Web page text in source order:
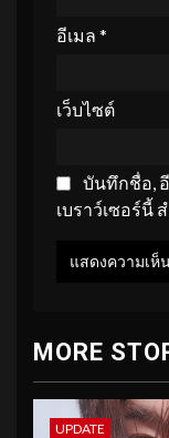
อีเมล *
เว็บไซต์
บันทึกชื่อ,
เบราว์เซอร์นี้
MORE
UPDATE